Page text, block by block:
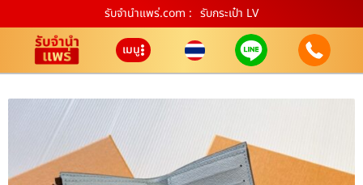
รับจํานําแพร่.com : รับกระเป๋า LV
เมนู